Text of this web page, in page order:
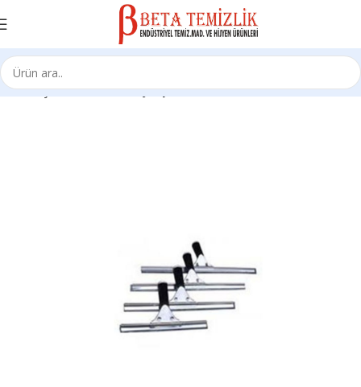
Ana Sayfa Sarf Ürünleri Çekçekler